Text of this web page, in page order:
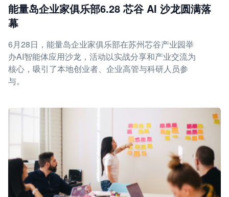
能量岛企业家俱乐部6.28 芯谷 AI 沙龙圆满落
幕
6月28日，能量岛企业家俱乐部在苏州芯谷产业园举
办AI智能体应用沙龙，活动以实战分享和产业交流为
核心，吸引了本地创业者、企业高管与科研人员参
与。